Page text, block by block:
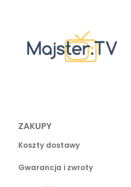
ZAKUPY
Koszty dostawy
Gwarancja i zwroty